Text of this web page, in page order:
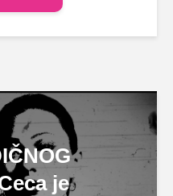
je